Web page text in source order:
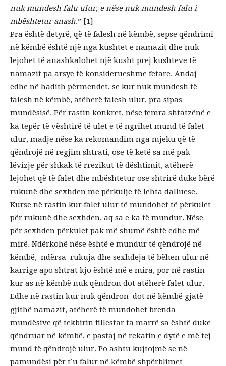
nuk mundesh falu ulur, e nëse nuk mundesh falu i
mbështetur anash.” [1]
Pra është detyrë, që të falesh në këmbë, sepse qëndrimi
në këmbë është një nga kushtet e namazit dhe nuk
lejohet të anashkalohet një kusht prej kushteve të
namazit pa arsye të konsiderueshme fetare. Andaj
edhe në hadith përmendet, se kur nuk mundesh të
falesh në këmbë, atëherë falesh ulur, pra sipas
mundësisë. Për rastin konkret, nëse femra shtatzënë e
ka tepër të vështirë të ulet e të ngrihet mund të falet
ulur, madje nëse ka rekomandim nga mjeku që të
qëndrojë në regjim shtrati, ose të ketë sa më pak
lëvizje për shkak të rrezikut të dështimit, atëherë
lejohet që të falet dhe mbështetur ose shtrirë duke bërë
rukunë dhe sexhden me përkulje të lehta dalluese.
Kurse në rastin kur falet ulur të mundohet të përkulet
për rukunë dhe sexhden, aq sa e ka të mundur. Nëse
për sexhden përkulet pak më shumë është edhe më
mirë. Ndërkohë nëse është e mundur të qëndrojë në
këmbë, ndërsa rukuja dhe sexhdeja të bëhen ulur në
karrige apo shtrat kjo është më e mira, por në rastin
kur as në këmbë nuk qëndron dot atëherë falet ulur.
Edhe në rastin kur nuk qëndron dot në këmbë gjatë
gjithë namazit, atëherë të mundohet brenda
mundësive që tekbirin fillestar ta marrë sa është duke
qëndruar në këmbë, e pastaj në rekatin e dytë e më tej
mund të qëndrojë ulur. Po ashtu kujtojmë se në
pamundësi për t’u falur në këmbë shpërblimet